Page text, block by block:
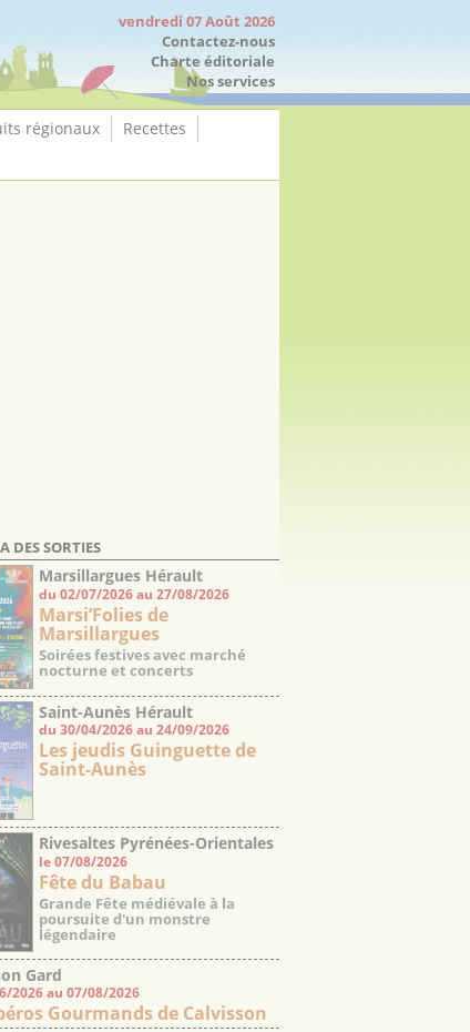
vendredi 07 Août 2026
Contactez-nous
Charte éditoriale
Nos services
régionaux
Recettes
DES SORTIES
Marsillargues Hérault
du 02/07/2026 au 27/08/2026
Marsi’Folies de
Marsillargues
Soirées festives avec marché
nocturne et concerts
Saint-Aunès Hérault
du 30/04/2026 au 24/09/2026
Les jeudis Guinguette de
Saint-Aunès
Rivesaltes Pyrénées-Orientales
le 07/08/2026
Fête du Babau
Grande Fête médiévale à la
poursuite d'un monstre
légendaire
Gard
2026 au 07/08/2026
Gourmands de Calvisson